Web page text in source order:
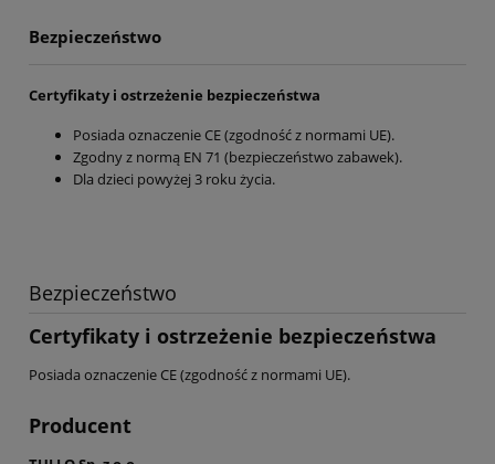
Bezpieczeństwo
Certyfikaty i ostrzeżenie bezpieczeństwa
Posiada oznaczenie CE (zgodność z normami UE).
Zgodny z normą EN 71 (bezpieczeństwo zabawek).
Dla dzieci powyżej 3 roku życia.
Bezpieczeństwo
Certyfikaty i ostrzeżenie bezpieczeństwa
Posiada oznaczenie CE (zgodność z normami UE).
Producent